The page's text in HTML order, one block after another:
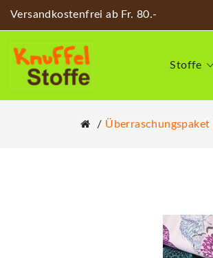
Versandkostenfrei ab Fr. 80.-
Stoffe
Überraschungspaket